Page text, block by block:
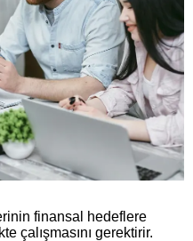
finansal hedeflere
çalışmasını gerektirir.